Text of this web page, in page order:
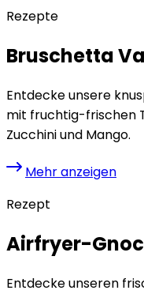
Rezepte
Bruschetta
Entdecke unsere
mit fruchtig-frischen
Zucchini und Mango.
Mehr anzeigen
Rezept
Airfryer-
Entdecke unseren